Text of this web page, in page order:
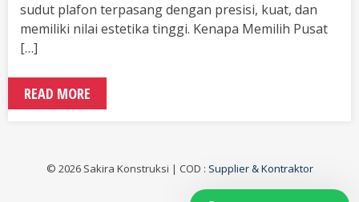
sudut plafon terpasang dengan presisi, kuat, dan
memiliki nilai estetika tinggi. Kenapa Memilih Pusat
[…]
READ MORE
© 2026 Sakira Konstruksi | COD : Supplier & Kontraktor